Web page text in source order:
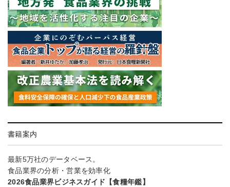
書籍案内
最新5万社のデータベース。
食品業界の分析・営業を効率化
2026食品業界ビジネスガイド【食糧年鑑】